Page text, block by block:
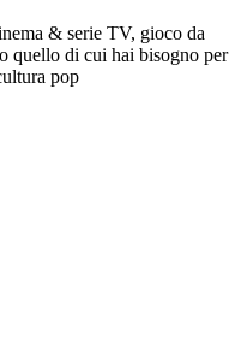
& serie TV, gioco da
quello di cui hai bisogno per
pop